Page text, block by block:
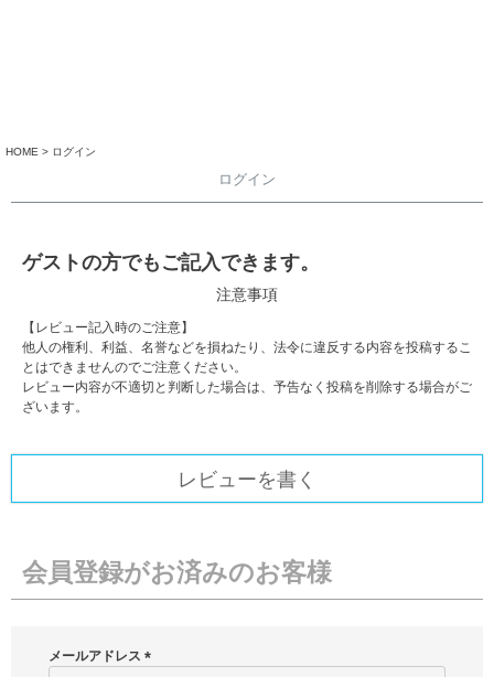
HOME ログイン
ログイン
ゲストの方でもご記入できます。
注意事項
【レビュー記入時のご注意】
他人の権利、利益、名誉などを損ねたり、法令に違反する内容を投稿するこ
とはできませんのでご注意ください。
レビュー内容が不適切と判断した場合は、予告なく投稿を削除する場合がご
ざいます。
レビューを書く
会員登録がお済みのお客様
メールアドレス